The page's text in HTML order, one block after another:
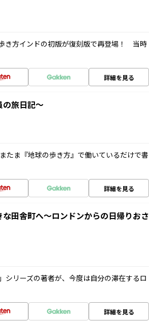
き方インドの初版が復刻版で再登場！ 当時
詳細を見る
の旅日記～
たま『地球の歩き方』で働いているだけで書
詳細を見る
田舎町へ～ロンドンからの日帰りおさ
リーズの著者が、今度は自分の滞在するロ
詳細を見る